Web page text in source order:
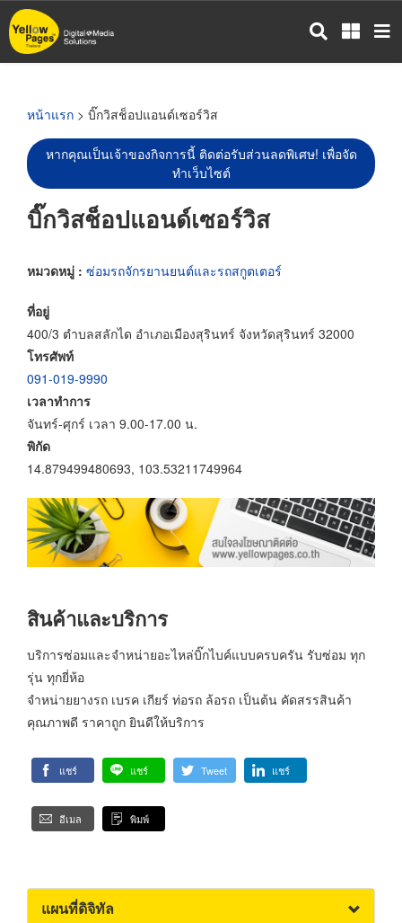
ข้าม
ไป
หน้าแรก > บิ๊กวิสช็อปแอนด์เซอร์วิส
หากคุณเป็นเจ้าของกิจการนี้ ติดต่อรับส่วนลดพิเศษ! เพื่อจัด
ทำเว็บไซต์
บิ๊กวิสช็อปแอนด์เซอร์วิส
หมวดหมู่ : ซ่อมรถจักรยานยนต์และรถสกูตเตอร์
ที่อยู่
400/3 ตำบลสลักได อำเภอเมืองสุรินทร์ จังหวัดสุรินทร์ 32000
โทรศัพท์
091-019-9990
เวลาทำการ
จันทร์-ศุกร์ เวลา 9.00-17.00 น.
พิกัด
14.879499480693, 103.53211749964
สินค้าและบริการ
บริการซ่อมและจำหน่ายอะไหล่บิ๊กไบค์แบบครบครัน รับซ่อม ทุก
รุ่น ทุกยี่ห้อ
จำหน่ายยางรถ เบรค เกียร์ ท่อรถ ล้อรถ เป็นต้น คัดสรรสินค้า
คุณภาพดี ราคาถูก ยินดีให้บริการ
แชร์ แชร์ Tweet แชร์
อีเมล พิมพ์
แผนที่ดิจิทัล